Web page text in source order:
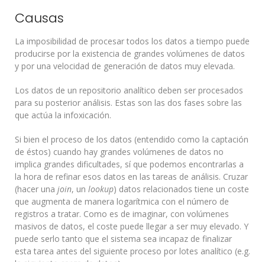
Causas
La imposibilidad de procesar todos los datos a tiempo puede
producirse por la existencia de grandes volúmenes de datos
y por una velocidad de generación de datos muy elevada.
Los datos de un repositorio analítico deben ser procesados
para su posterior análisis. Estas son las dos fases sobre las
que actúa la infoxicación.
Si bien el proceso de los datos (entendido como la captación
de éstos) cuando hay grandes volúmenes de datos no
implica grandes dificultades, sí que podemos encontrarlas a
la hora de refinar esos datos en las tareas de análisis. Cruzar
(hacer una join, un lookup) datos relacionados tiene un coste
que augmenta de manera logarítmica con el número de
registros a tratar. Como es de imaginar, con volúmenes
masivos de datos, el coste puede llegar a ser muy elevado. Y
puede serlo tanto que el sistema sea incapaz de finalizar
esta tarea antes del siguiente proceso por lotes analítico (e.g.